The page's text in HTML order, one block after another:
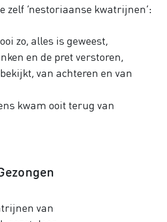
zelf ‘nestoriaanse kwatrijnen’:
zo, alles is geweest,
en de pret verstoren,
van achteren en van
kwam ooit terug van
van